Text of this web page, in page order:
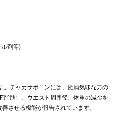
ル剤等)
。チャカサポニンには、肥満気味な方の
脂肪）、ウエスト周囲径、体重の減少を
させる機能が報告されています。